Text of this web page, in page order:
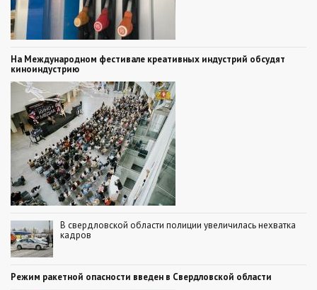
На Международном фестивале креативных индустрий обсудят
киноиндустрию
В свердловской области полиции увеличилась нехватка
кадров
Режим ракетной опасности введен в Свердловской области